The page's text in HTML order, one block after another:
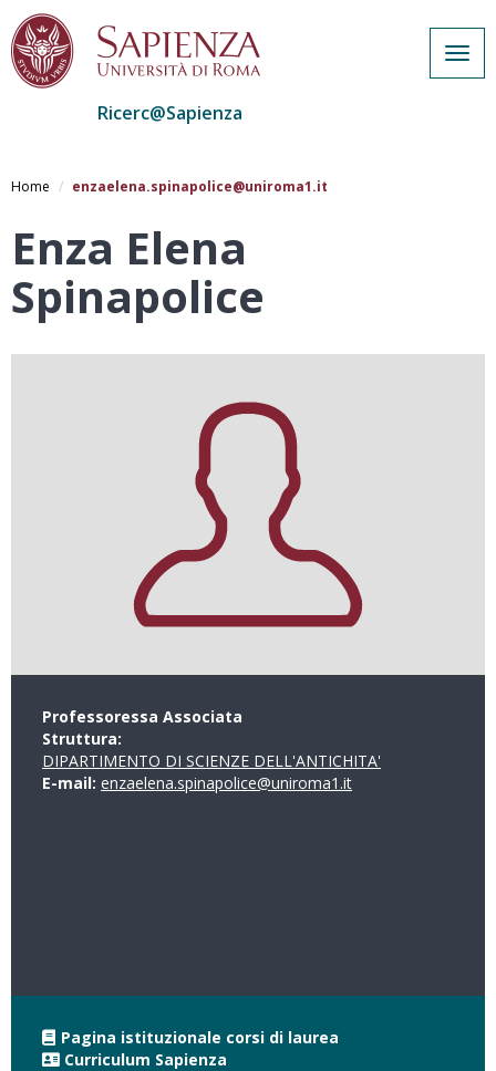
al
Ricerc@Sapienza
Home enzaelena.spinapolice@uniroma1.it
Enza Elena
Spinapolice
Professoressa Associata
Struttura:
DIPARTIMENTO DI SCIENZE DELL'ANTICHITA'
E-mail: enzaelena.spinapolice@uniroma1.it
Pagina istituzionale corsi di laurea
Curriculum Sapienza